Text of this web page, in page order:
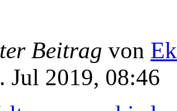
Beitrag von
Jul 2019, 08:46